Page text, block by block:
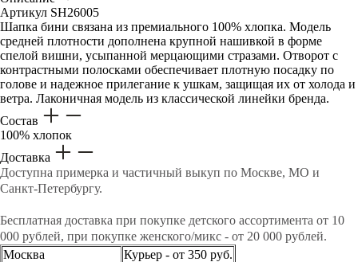
Артикул SH26005
Шапка бини связана из премиального 100% хлопка. Модель
средней плотности дополнена крупной нашивкой в форме
спелой вишни, усыпанной мерцающими стразами. Отворот с
контрастными полосками обеспечивает плотную посадку по
голове и надежное прилегание к ушкам, защищая их от холода и
ветра. Лаконичная модель из классической линейки бренда.
Состав
100% хлопок
Доставка
Доступна примерка и частичный выкуп по Москве, МО и
Санкт-Петербургу.
Бесплатная доставка при покупке детского ассортимента от 10
000 рублей, при покупке женского/микс - от 20 000 рублей.
Москва
Курьер - от 350 руб.